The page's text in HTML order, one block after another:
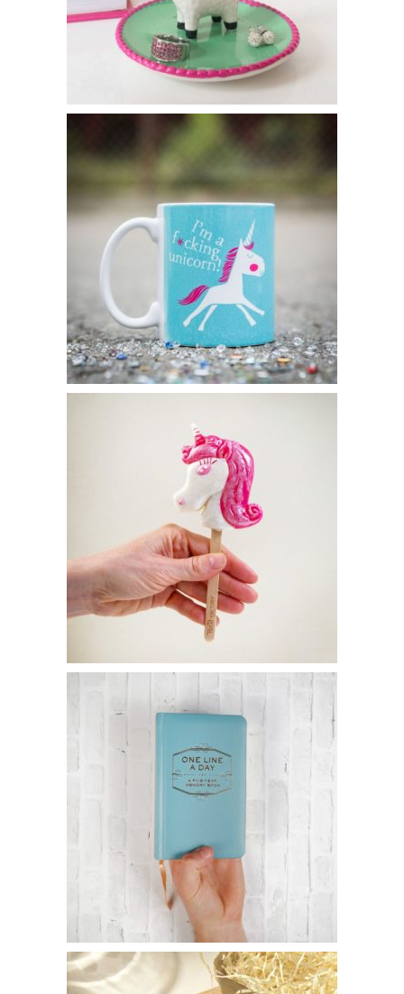
Soucoupe à bijoux lama – 12€95
Journal intime – 12€95